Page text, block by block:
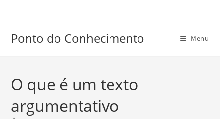
conteúdo
Ponto do Conhecimento Menu
O que é um texto
argumentativo